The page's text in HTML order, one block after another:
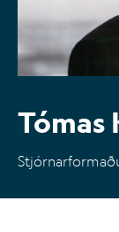
Mínar síður
IS EN
Tómas